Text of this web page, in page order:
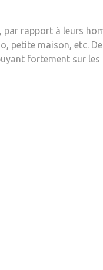
rapport à leurs
petite maison, etc.
fortement sur